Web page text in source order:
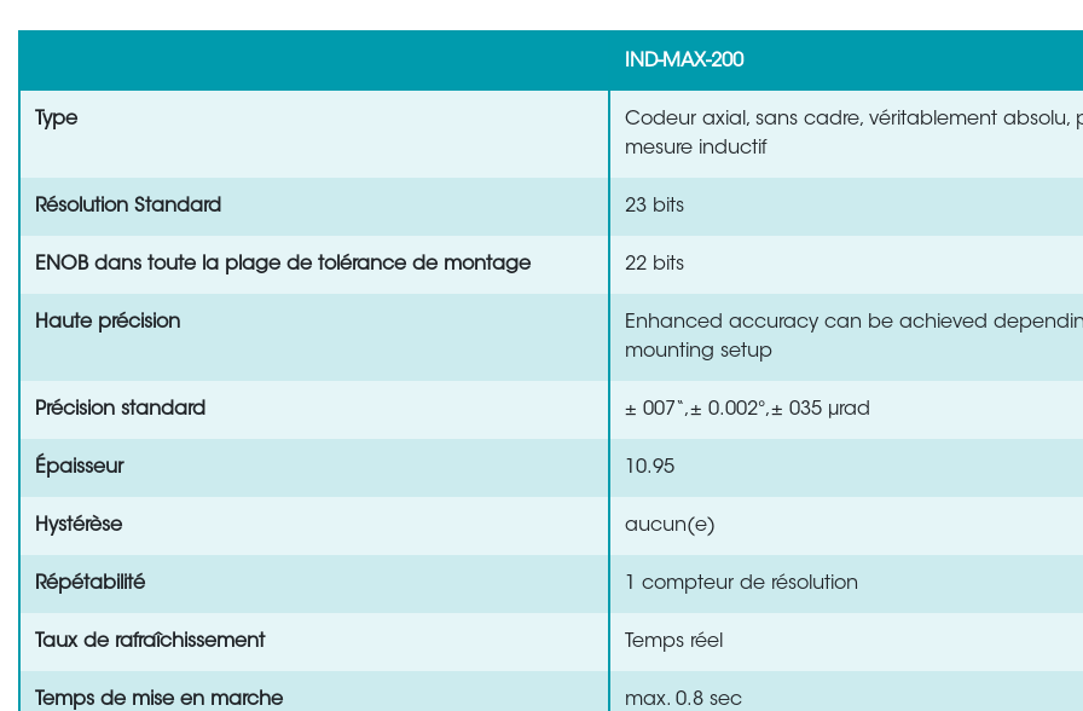
IND-MAX-200
Type
Codeur axial, sans cadre, véritablement absolu,
mesure inductif
Résolution Standard 23 bits
ENOB dans toute la plage de tolérance de montage 22 bits
Haute précision
Enhanced accuracy can be achieved
mounting setup
Précision standard ± 007“,± 0.002°,± 035 µrad
Épaisseur 10.95
Hystérèse aucun(e)
Répétabilité 1 compteur de résolution
Taux de rafraîchissement Temps réel
Temps de mise en marche max. 0.8 sec